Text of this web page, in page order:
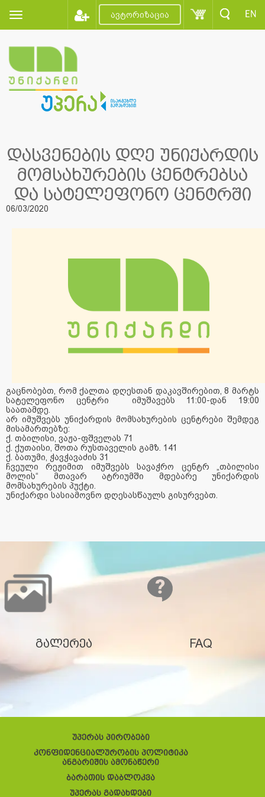
ავტორიზაცია EN
დასვენების დღე უნიქარდის
მომსახურების ცენტრებსა
და სატელეფონო ცენტრში
06/03/2020
გაცნობებთ, რომ ქალთა დღესთან დაკავშირებით, 8 მარტს
სატელეფონო ცენტრი იმუშავებს 11:00-დან 19:00
საათამდე.
არ იმუშვებს უნიქარდის მომსახურების ცენტრები შემდეგ
მისამართებზე:
ქ. თბილისი, ვაჟა-ფშველას 71
ქ. ქუთაისი, შოთა რუსთაველის გამზ. 141
ქ. ბათუმი, ჭავჭავაძის 31
ჩვეული რეჟიმით იმუშვებს სავაჭრო ცენტრ „თბილისი
მოლის“ მთავარ ატრიუმში მდებარე უნიქარდის
მომსახურების პუქტი.
უნიქარდი სასიამოვნო დღესასწაულს გისურვებთ.
გალერეა FAQ
უპერას პირობები
კონფიდენციალურობის პოლიტიკა
ანგარიშის ამონაწერი
ბარათის დაბლოკვა
უპერას გადახდები